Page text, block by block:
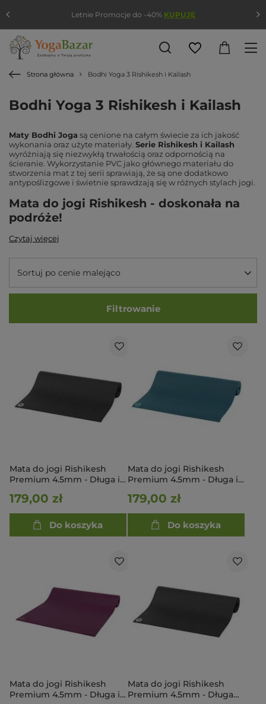
Strona główna Bodhi Yoga 3 Rishikesh i Kailash
Bodhi Yoga 3 Rishikesh i Kailash
Maty Bodhi Joga są cenione na całym świecie za ich jakość
wykonania oraz użyte materiały. Serie Rishikesh i Kailash
wyróżniają się niezwykłą trwałością oraz odpornością na
ścieranie. Wykorzystanie PVC jako głównego materiału do
stworzenia mat z tej serii sprawiają, że są one dodatkowo
antypoślizgowe i świetnie sprawdzają się w różnych stylach jogi.
Mata do jogi Rishikesh - doskonała na
podróże!
Czytaj więcej
Sortuj po cenie malejąco
Filtrowanie
Mata do jogi Rishikesh
Premium 4.5mm - Długa i
czarny
179,00 zł
Do koszyka
Mata do jogi Rishikesh
Premium 4.5mm - Długa i
niebieski
179,00 zł
Do koszyka
Mata do jogi Rishikesh
Premium 4.5mm - Długa i
Mata do jogi Rishikesh
Premium 4.5mm - Długa
Letnie Promocje do -40% KUPUJĘ